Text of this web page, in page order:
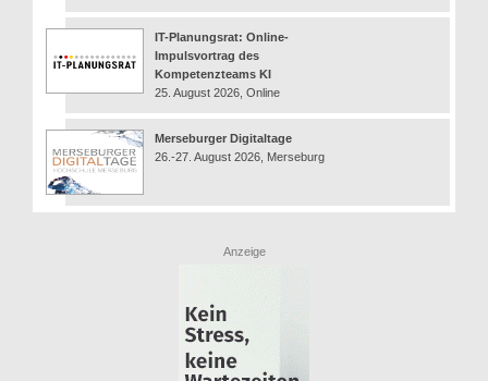
IT-Planungsrat: Online-
Impulsvortrag des
Kompetenzteams KI
25. August 2026, Online
Merseburger Digitaltage
26.-27. August 2026, Merseburg
Anzeige